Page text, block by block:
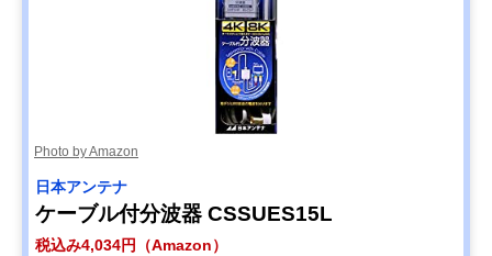
用混合分波器
にくい高いシール
ド性能
アイネックス
(AINEX) アンテナ
分波器 ANT-DM
分波器・混合器と
して使える2in1
Photo by Amazon
日本アンテナ
ケーブル付分波器 CSSUES15L
税込み4,034円（Amazon）